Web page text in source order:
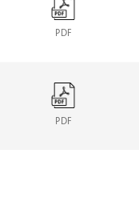
PDF
PDF